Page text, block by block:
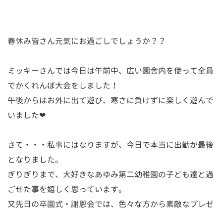
春休み皆さん元気にお過ごしでしょうか？？
ミッキーさんでは今日は午前中、広い園舎内を使って全員
でかくれんぼ大会をしました！
午後からはお外に出て遊び、寒さに負けずに楽しく遊んで
いました❤
さて・・・私事にはなりますが、今日で本当に出勤が最後
となりました。
ぎりぎりまで、大好きなあゆみ第二幼稚園の子ども達と過
ごせた事を嬉しく思っています。
又先日の卒園式・謝恩会では、色々な方から素敵なプレゼ